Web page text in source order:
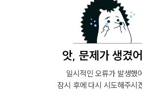
앗, 문제가 생겼
일시적인 오류가 발생했
잠시 후에 다시 시도해주시